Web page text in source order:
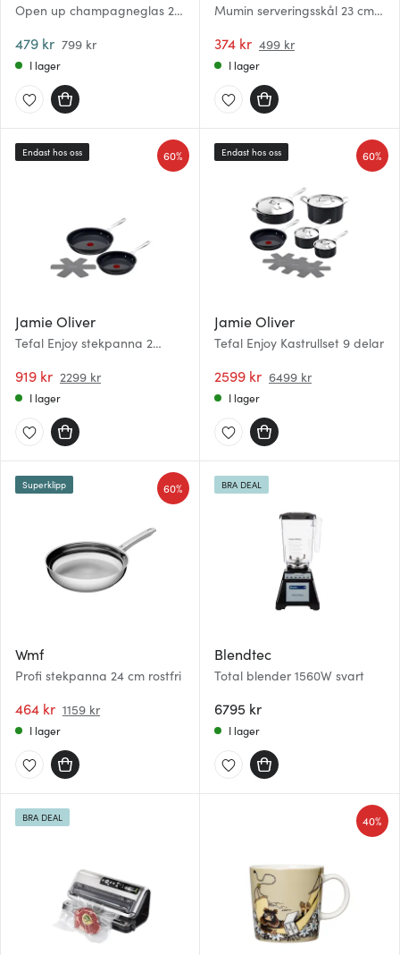
Open up champagneglas 20
479 kr 799 kr
I lager
Mumin serveringsskål 23 cm
374 kr 499 kr
I lager
Jamie Oliver
Tefal Enjoy stekpanna 2
beläggning
919 kr 2299 kr
60%
Endast hos oss
I lager
Jamie Oliver
Tefal Enjoy Kastrullset 9 delar
2599 kr 6499 kr
60%
Endast hos oss
I lager
Wmf
Profi stekpanna 24 cm rostfri
464 kr 1159 kr
60%
Superklipp
I lager
Blendtec
Total blender 1560W svart
6795 kr
BRA DEAL
I lager
BRA DEAL 40%